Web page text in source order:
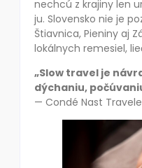
nechcú z krajiny len
ju. Slovensko nie je
Štiavnica, Pieniny aj
lokálnych remesiel,
„Slow travel je
dýchaniu,
— Condé Nast